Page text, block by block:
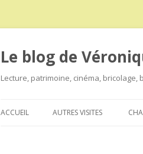
Le blog de
Lecture, patrimoine, cinéma, bricolage,
ACCUEIL AUTRES VISITES